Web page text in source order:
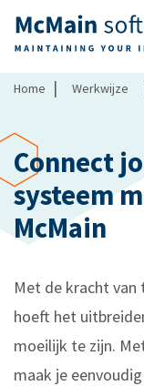
Home | Werkwijze
Connect
systeem
McMain
Met de kracht van
hoeft het
moeilijk te zijn.
maak je